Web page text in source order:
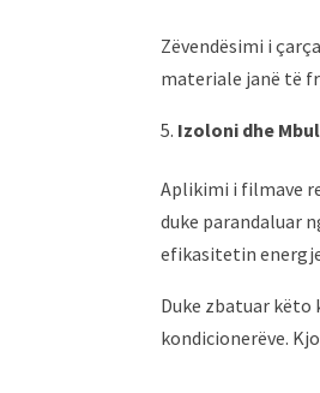
Zëvendësimi i
materiale janë të
Izoloni dhe
Aplikimi i filmave
duke parandaluar
efikasitetin
Duke zbatuar
kondicionerëve.